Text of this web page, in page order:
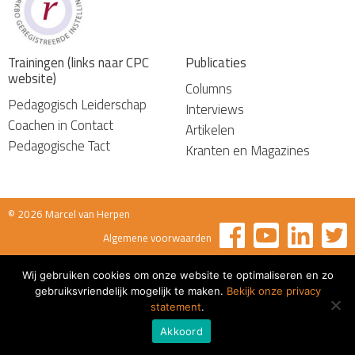
Trainingen (links naar CPC
website)
Pedagogisch Leiderschap
Coachen in Contact
Pedagogische Tact
Publicaties
Columns
Interviews
Artikelen
Kranten en Magazines
© 2026 Marcel van Herpen
Algemene voorwaarden
Wij gebruiken cookies om onze website te optimaliseren en zo
gebruiksvriendelijk mogelijk te maken. Bekijk onze privacy
statement.
Akkoord